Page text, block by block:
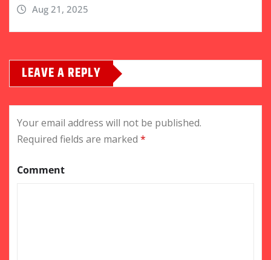
Aug 21, 2025
LEAVE A REPLY
Your email address will not be published.
Required fields are marked *
Comment